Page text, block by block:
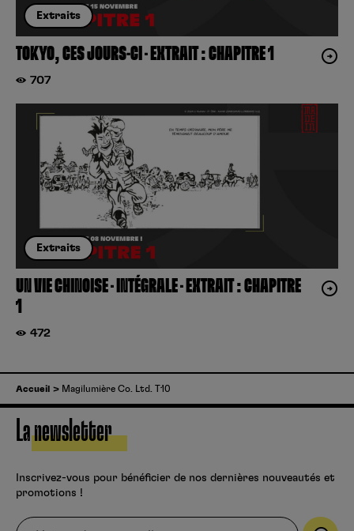
Extraits
TOKYO, CES JOURS-CI – EXTRAIT : CHAPITRE 1
707
Extraits
UN VIE CHINOISE – INTÉGRALE – EXTRAIT : CHAPITRE
1
472
Accueil Magilumière Co. Ltd. T10
La newsletter
Inscrivez-vous pour bénéficier de nos dernières nouveautés et
promotions !